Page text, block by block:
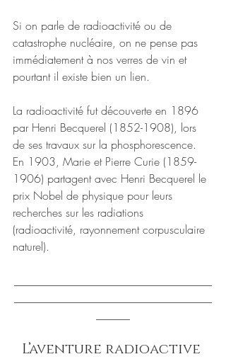
Si on parle de radioactivité ou de
catastrophe nucléaire, on ne pense pas
immédiatement à nos verres de vin et
pourtant il existe bien un lien.
La radioactivité fut découverte en 1896
par Henri Becquerel (1852-1908), lors
de ses travaux sur la phosphorescence.
En 1903, Marie et Pierre Curie (1859-
1906) partagent avec Henri Becquerel le
prix Nobel de physique pour leurs
recherches sur les radiations
(radioactivité, rayonnement corpusculaire
naturel).
L’aventure radioactive